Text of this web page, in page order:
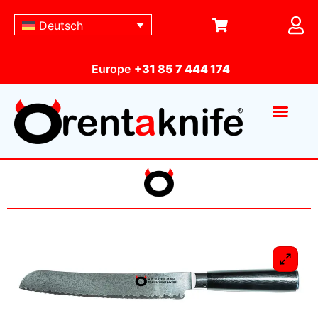
Deutsch
Europe +31 85 7 444 174